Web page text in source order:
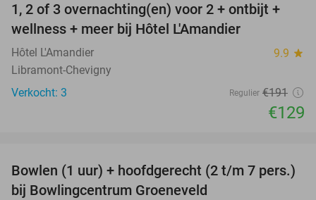
32%
TODAY
1, 2 of 3 overnachting(en) voor 2 + ontbijt +
wellness + meer bij Hôtel L'Amandier
Hôtel L'Amandier 9.9 star
Libramont-Chevigny
Verkocht: 3
Regulier €191
€129
45%
Bowlen (1 uur) + hoofdgerecht (2 t/m 7 pers.)
bij Bowlingcentrum Groeneveld